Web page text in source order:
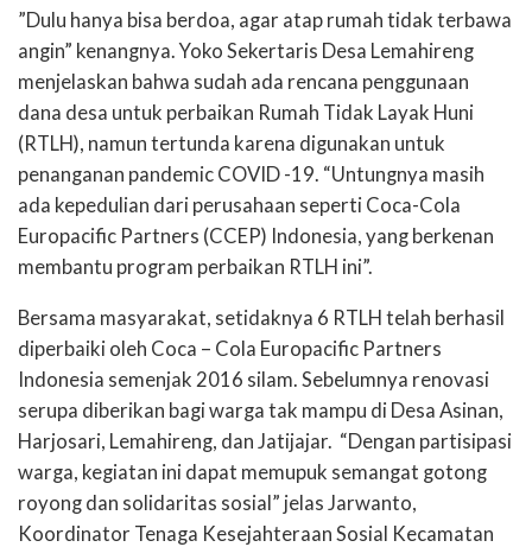
”Dulu hanya bisa berdoa, agar atap rumah tidak terbawa
angin” kenangnya. Yoko Sekertaris Desa Lemahireng
menjelaskan bahwa sudah ada rencana penggunaan
dana desa untuk perbaikan Rumah Tidak Layak Huni
(RTLH), namun tertunda karena digunakan untuk
penanganan pandemic COVID -19. “Untungnya masih
ada kepedulian dari perusahaan seperti Coca-Cola
Europacific Partners (CCEP) Indonesia, yang berkenan
membantu program perbaikan RTLH ini”.
Bersama masyarakat, setidaknya 6 RTLH telah berhasil
diperbaiki oleh Coca – Cola Europacific Partners
Indonesia semenjak 2016 silam. Sebelumnya renovasi
serupa diberikan bagi warga tak mampu di Desa Asinan,
Harjosari, Lemahireng, dan Jatijajar. “Dengan partisipasi
warga, kegiatan ini dapat memupuk semangat gotong
royong dan solidaritas sosial” jelas Jarwanto,
Koordinator Tenaga Kesejahteraan Sosial Kecamatan